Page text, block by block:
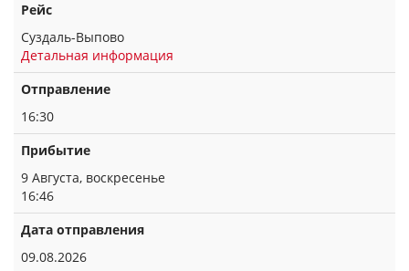
Рейс
Суздаль-Выпово
Детальная информация
Отправление
16:30
Прибытие
9 Августа, воскресенье
16:46
Дата отправления
09.08.2026